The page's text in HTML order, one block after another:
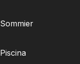
Sommier
Piscina